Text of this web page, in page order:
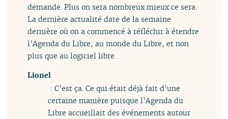
demande. Plus on sera nombreux mieux ce sera.
La dernière actualité date de la semaine
dernière où on a commencé à réfléchir à étendre
l’Agenda du Libre, au monde du Libre, et non
plus que au logiciel libre.
Lionel
: C’est ça. Ce qui était déjà fait d’une
certaine manière puisque l’Agenda du
Libre accueillait des événements autour